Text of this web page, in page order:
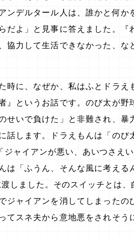
ンデルタール人は、誰かと何か
だよ」と見事に答えました。『
協力して生活できなかった、な
時に、なぜか、私はふとドラえ
』というお話です。のび太が野
せいで負けた」と非難され、暴
話します。ドラえもんは「のび
ャイアンが悪い、あいつさえ
は「ふうん、そんな風に考える
しました。そのスイッチとは
ジャイアンを消してしまったの
てスネ夫から意地悪をされそう